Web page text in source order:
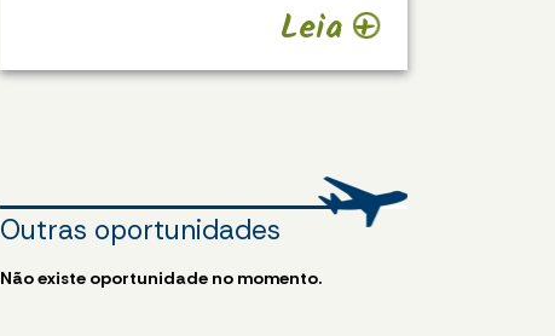
Leia +
Outras oportunidades
Não existe oportunidade no momento.